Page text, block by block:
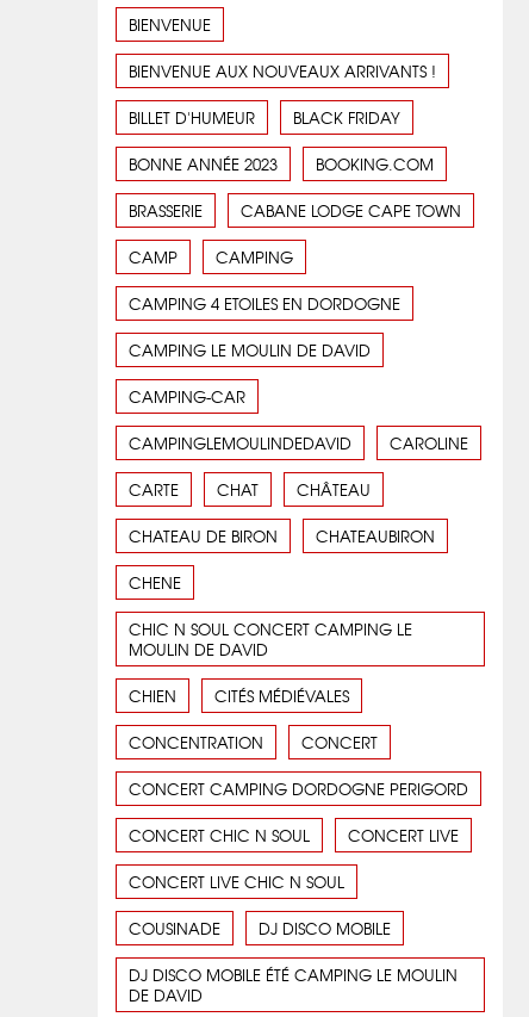
BIENVENUE
BIENVENUE AUX NOUVEAUX ARRIVANTS !
BILLET D'HUMEUR BLACK FRIDAY
BONNE ANNÉE 2023 BOOKING.COM
BRASSERIE CABANE LODGE CAPE TOWN
CAMP CAMPING
CAMPING 4 ETOILES EN DORDOGNE
CAMPING LE MOULIN DE DAVID
CAMPING-CAR
CAMPINGLEMOULINDEDAVID CAROLINE
CARTE CHAT CHÂTEAU
CHATEAU DE BIRON CHATEAUBIRON
CHENE
CHIC N SOUL CONCERT CAMPING LE
MOULIN DE DAVID
CHIEN CITÉS MÉDIÉVALES
CONCENTRATION CONCERT
CONCERT CAMPING DORDOGNE PERIGORD
CONCERT CHIC N SOUL CONCERT LIVE
CONCERT LIVE CHIC N SOUL
COUSINADE DJ DISCO MOBILE
DJ DISCO MOBILE ÉTÉ CAMPING LE MOULIN
DE DAVID